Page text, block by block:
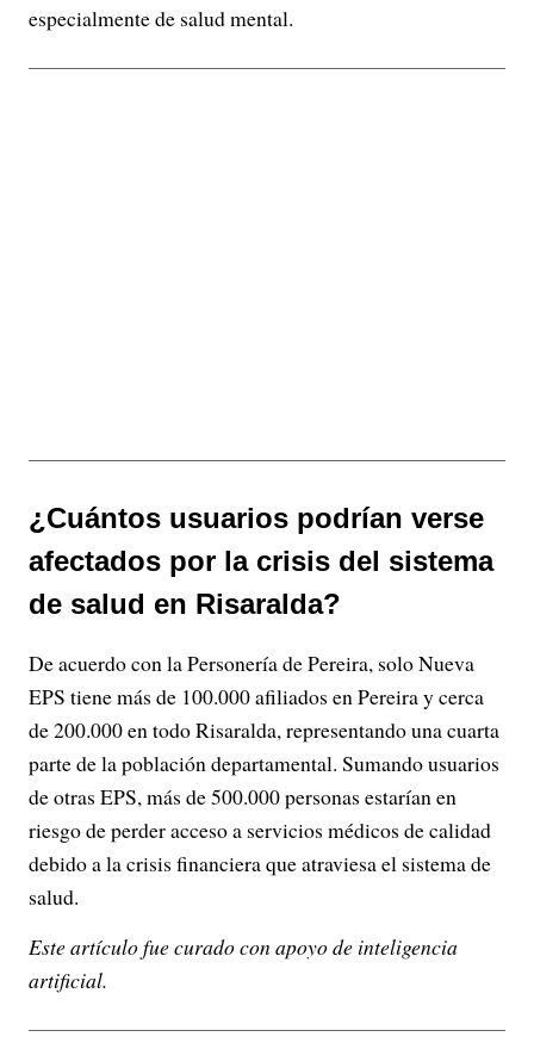
especialmente de salud mental.
¿Cuántos usuarios podrían verse
afectados por la crisis del sistema
de salud en Risaralda?
De acuerdo con la Personería de Pereira, solo Nueva
EPS tiene más de 100.000 afiliados en Pereira y cerca
de 200.000 en todo Risaralda, representando una cuarta
parte de la población departamental. Sumando usuarios
de otras EPS, más de 500.000 personas estarían en
riesgo de perder acceso a servicios médicos de calidad
debido a la crisis financiera que atraviesa el sistema de
salud.
Este artículo fue curado con apoyo de inteligencia
artificial.